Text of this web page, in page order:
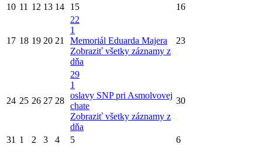
10 11 12 13 14 15 16
17 18 19 20 21
22
1
Memoriál Eduarda Majera
Zobraziť všetky záznamy z
dňa
23
24 25 26 27 28
29
1
oslavy SNP pri Asmolvovej
chate
Zobraziť všetky záznamy z
dňa
30
31 1 2 3 4 5 6